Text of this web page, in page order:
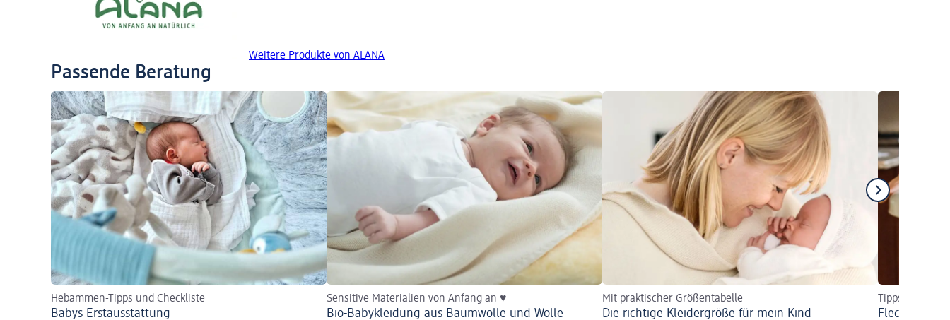
Weitere Produkte von ALANA
Passende Beratung
Hebammen-Tipps und Checkliste
Babys Erst­aus­stattung
Sensitive Materialien von Anfang an ♥
Bio-Babykleidung aus Baumwolle und Wolle
Mit praktischer Größentabelle
Die richtige Kleidergröße für mein Kind
Tipps für
Flecken aus